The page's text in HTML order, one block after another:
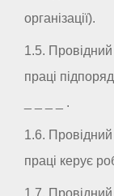
організації).
1.5. Провідний
праці
_ _ _ _ .
1.6. Провідний
праці керує
1.7. Провідний